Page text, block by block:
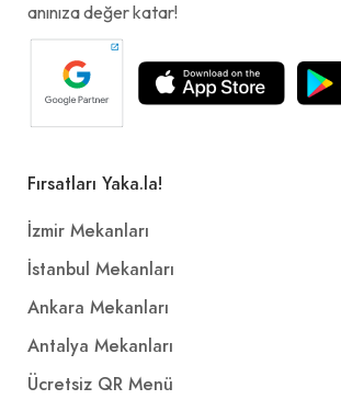
anınıza değer katar!
Fırsatları Yaka.la!
İzmir Mekanları
İstanbul Mekanları
Ankara Mekanları
Antalya Mekanları
Ücretsiz QR Menü